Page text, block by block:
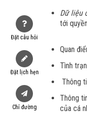
Dữ liệu
tới
Quan
Tình
Thông
Thông
của cá
Đặt câu hỏi
Đặt lịch hẹn
Chỉ đường